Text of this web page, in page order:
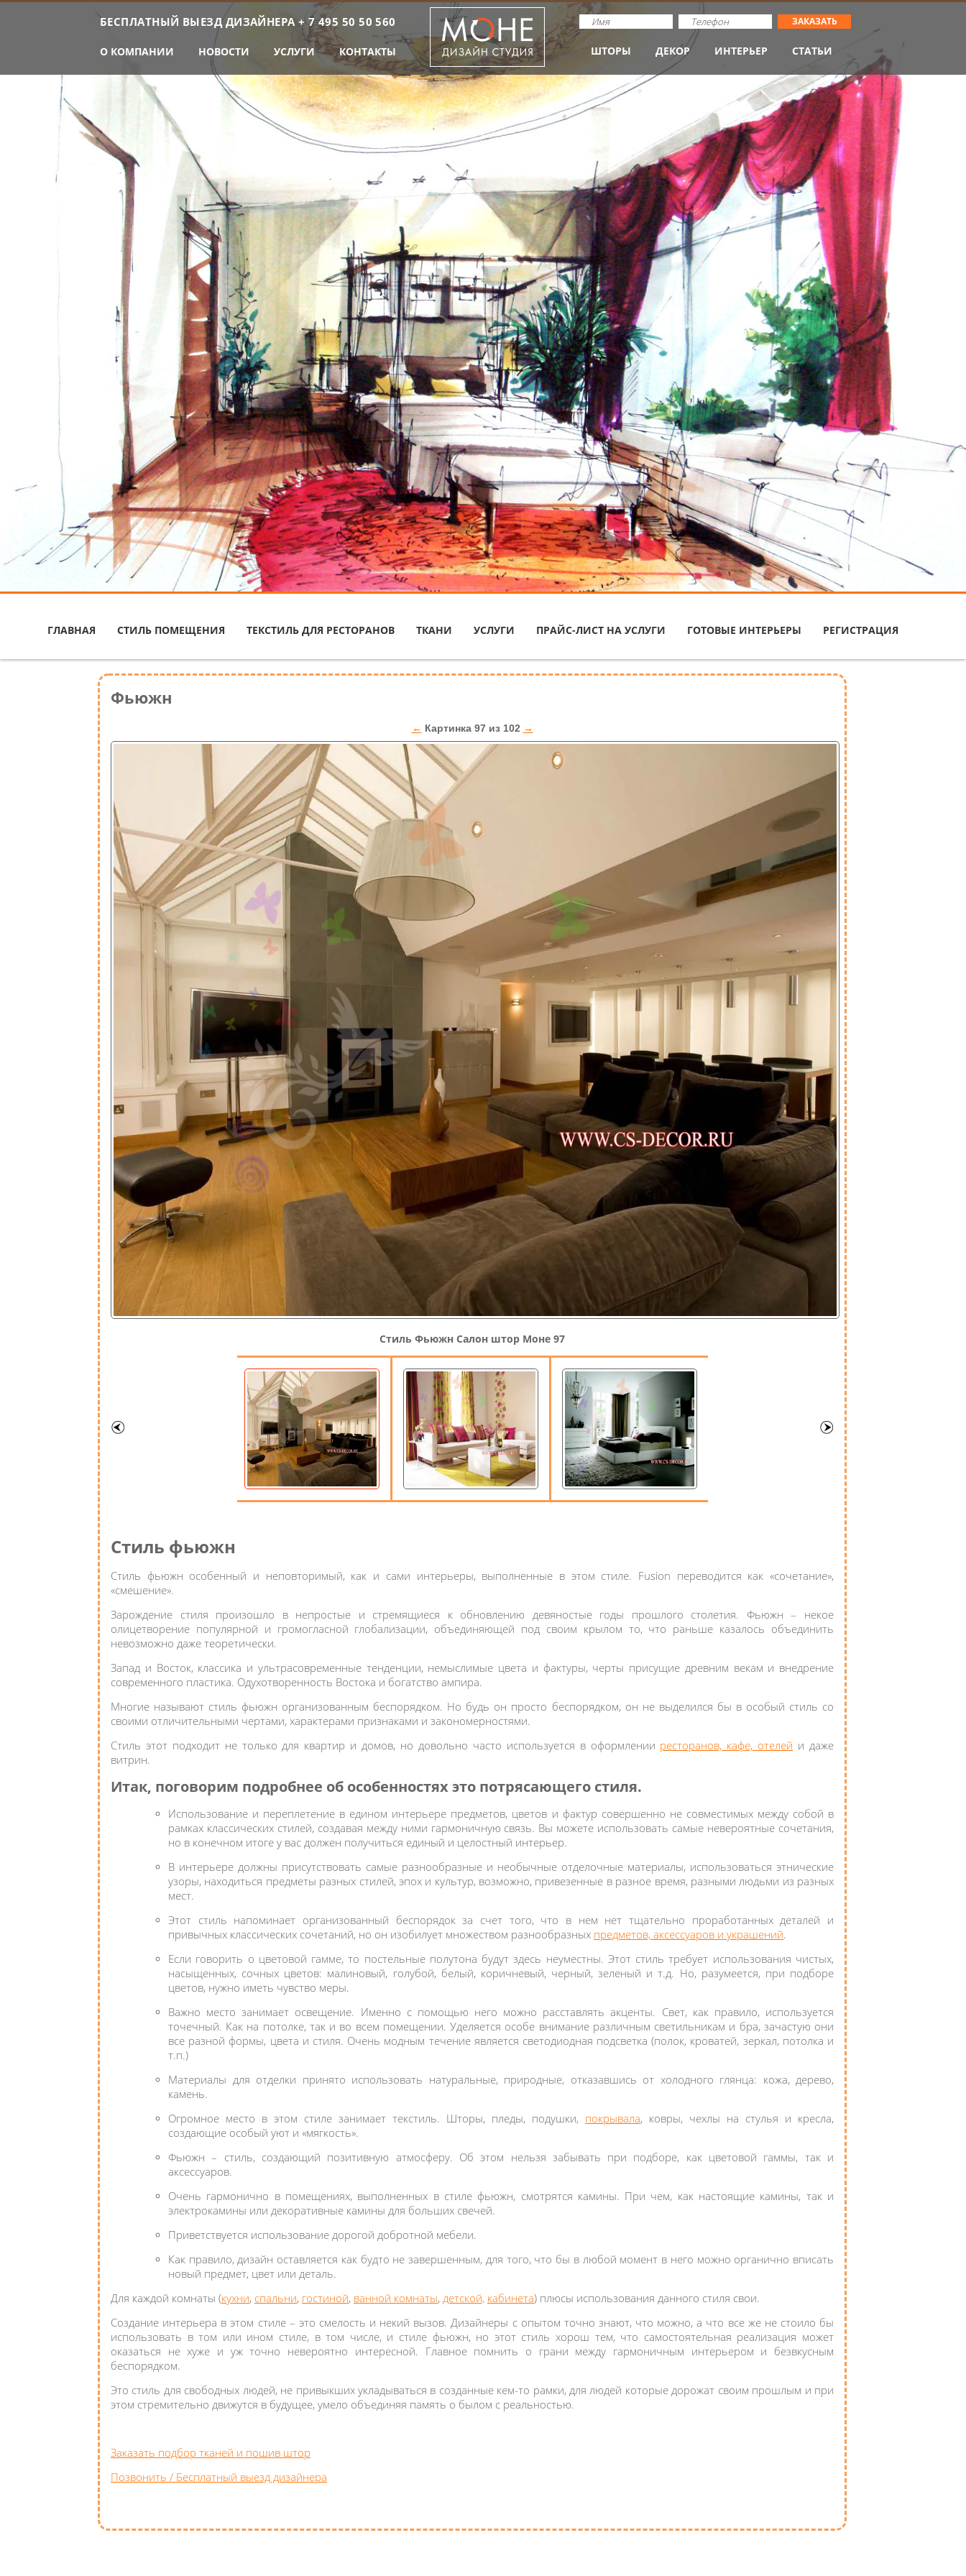
БЕСПЛАТНЫЙ ВЫЕЗД ДИЗАЙНЕРА+ 7 495 50 50 560
О КОМПАНИИ НОВОСТИ УСЛУГИ КОНТАКТЫ
ЗАКАЗАТЬ
ШТОРЫ ДЕКОР ИНТЕРЬЕР СТАТЬИ
ГЛАВНАЯ СТИЛЬ ПОМЕЩЕНИЯ ТЕКСТИЛЬ ДЛЯ РЕСТОРАНОВ ТКАНИ УСЛУГИ ПРАЙС-ЛИСТ НА УСЛУГИ ГОТОВЫЕ ИНТЕРЬЕРЫ РЕГИСТРАЦИЯ
Фьюжн
← Картинка 97 из 102 →
Стиль Фьюжн Салон штор Моне 97
Стиль фьюжн
Стиль фьюжн особенный и неповторимый, как и сами интерьеры, выполненные в этом стиле. Fusion переводится как «сочетание»,
«смешение».
Зарождение стиля произошло в непростые и стремящиеся к обновлению девяностые годы прошлого столетия. Фьюжн – некое
олицетворение популярной и громогласной глобализации, объединяющей под своим крылом то, что раньше казалось объединить
невозможно даже теоретически.
Запад и Восток, классика и ультрасовременные тенденции, немыслимые цвета и фактуры, черты присущие древним векам и внедрение
современного пластика. Одухотворенность Востока и богатство ампира.
Многие называют стиль фьюжн организованным беспорядком. Но будь он просто беспорядком, он не выделился бы в особый стиль со
своими отличительными чертами, характерами признаками и закономерностями.
Стиль этот подходит не только для квартир и домов, но довольно часто используется в оформлении ресторанов, кафе, отелей и даже
витрин.
Итак, поговорим подробнее об особенностях это потрясающего стиля.
Использование и переплетение в едином интерьере предметов, цветов и фактур совершенно не совместимых между собой в
рамках классических стилей, создавая между ними гармоничную связь. Вы можете использовать самые невероятные сочетания,
но в конечном итоге у вас должен получиться единый и целостный интерьер.
В интерьере должны присутствовать самые разнообразные и необычные отделочные материалы, использоваться этнические
узоры, находиться предметы разных стилей, эпох и культур, возможно, привезенные в разное время, разными людьми из разных
мест.
Этот стиль напоминает организованный беспорядок за счет того, что в нем нет тщательно проработанных деталей и
привычных классических сочетаний, но он изобилует множеством разнообразных предметов, аксессуаров и украшений.
Если говорить о цветовой гамме, то постельные полутона будут здесь неуместны. Этот стиль требует использования чистых,
насыщенных, сочных цветов: малиновый, голубой, белый, коричневый, черный, зеленый и т.д. Но, разумеется, при подборе
цветов, нужно иметь чувство меры.
Важно место занимает освещение. Именно с помощью него можно расставлять акценты. Свет, как правило, используется
точечный. Как на потолке, так и во всем помещении. Уделяется особе внимание различным светильникам и бра, зачастую они
все разной формы, цвета и стиля. Очень модным течение является светодиодная подсветка (полок, кроватей, зеркал, потолка и
т.п.)
Материалы для отделки принято использовать натуральные, природные, отказавшись от холодного глянца: кожа, дерево,
камень.
Огромное место в этом стиле занимает текстиль. Шторы, пледы, подушки, покрывала, ковры, чехлы на стулья и кресла,
создающие особый уют и «мягкость».
Фьюжн – стиль, создающий позитивную атмосферу. Об этом нельзя забывать при подборе, как цветовой гаммы, так и
аксессуаров.
Очень гармонично в помещениях, выполненных в стиле фьюжн, смотрятся камины. При чем, как настоящие камины, так и
электрокамины или декоративные камины для больших свечей.
Приветствуется использование дорогой добротной мебели.
Как правило, дизайн оставляется как будто не завершенным, для того, что бы в любой момент в него можно органично вписать
новый предмет, цвет или деталь.
Для каждой комнаты (кухни, спальни, гостиной, ванной комнаты, детской, кабинета) плюсы использования данного стиля свои.
Создание интерьера в этом стиле – это смелость и некий вызов. Дизайнеры с опытом точно знают, что можно, а что все же не стоило бы
использовать в том или ином стиле, в том числе, и стиле фьюжн, но этот стиль хорош тем, что самостоятельная реализация может
оказаться не хуже и уж точно невероятно интересной. Главное помнить о грани между гармоничным интерьером и безвкусным
беспорядком.
Это стиль для свободных людей, не привыкших укладываться в созданные кем-то рамки, для людей которые дорожат своим прошлым и при
этом стремительно движутся в будущее, умело объединяя память о былом с реальностью.
Заказать подбор тканей и пошив штор
Позвонить / Бесплатный выезд дизайнера